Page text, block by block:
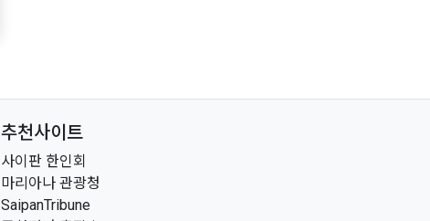
추천사이트
사이판 한인회
마리아나 관광청
SaipanTribune